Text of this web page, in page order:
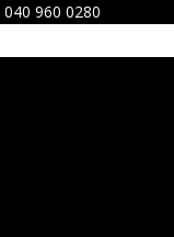
960 0280